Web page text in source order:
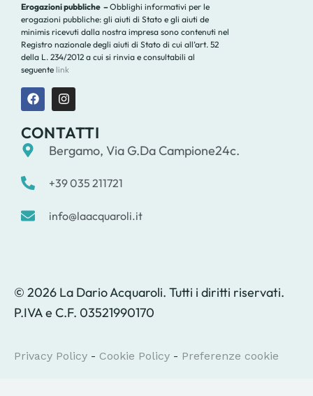
Erogazioni pubbliche –Obblighi informativi per le
erogazioni pubbliche: gli aiuti di Stato e gli aiuti de
minimis ricevuti dalla nostra impresa sono contenuti nel
Registro nazionale degli aiuti di Stato di cui all’art. 52
della L. 234/2012 a cui si rinvia e consultabili al
seguente link
CONTATTI
Bergamo, Via G.Da Campione24c.
+39 035 211721
info@laacquaroli.it
© 2026 La Dario Acquaroli. Tutti i diritti riservati.
P.IVA e C.F. 03521990170
Privacy Policy - Cookie Policy - Preferenze cookie